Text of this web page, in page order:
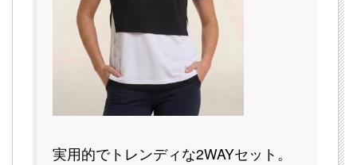
実用的でトレンディな2WAYセット。